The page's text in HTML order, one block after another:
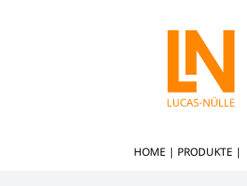
HOME | PRODUKTE |